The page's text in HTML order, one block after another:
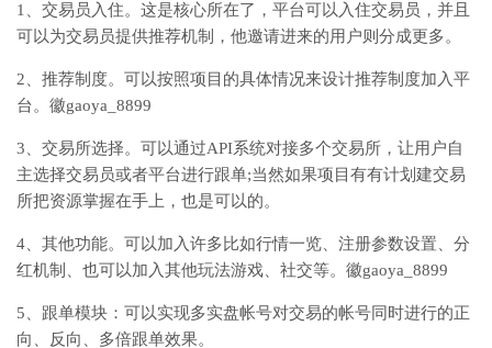
1、交易员入住。这是核心所在了，平台可以入住交易员，并且
可以为交易员提供推荐机制，他邀请进来的用户则分成更多。
2、推荐制度。可以按照项目的具体情况来设计推荐制度加入平
台。徽gaoya_8899
3、交易所选择。可以通过API系统对接多个交易所，让用户自
主选择交易员或者平台进行跟单;当然如果项目有有计划建交易
所把资源掌握在手上，也是可以的。
4、其他功能。可以加入许多比如行情一览、注册参数设置、分
红机制、也可以加入其他玩法游戏、社交等。徽gaoya_8899
5、跟单模块：可以实现多实盘帐号对交易的帐号同时进行的正
向、反向、多倍跟单效果。